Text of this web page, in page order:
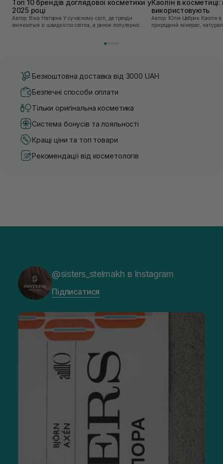
Топ 10 брендів доглядової косметики у
2025 році
Автор: Віка Нагорна У сучасному світі, де тренди
змінюються зі швидкістю світла, а ринок популярної
Каолін в
використовують
Автор: Юлія Цебрик Каолін в косметології – це
природний мінерал,
Безкоштовна доставка від 3000 UAH
Безпечні способи оплати
Тільки оригінальна косметика
Система бонусів та лояльності
Кращі ціни та топ товари
Рекомендації від косметологів
@sisters_stelmakh в Instagram
Підписатися